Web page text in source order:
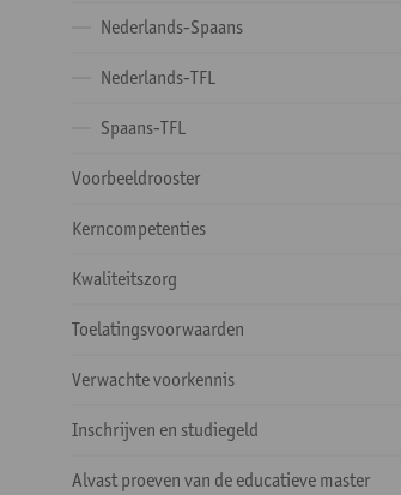
Nederlands-Spaans
Nederlands-TFL
Spaans-TFL
Voorbeeldrooster
Kerncompetenties
Kwaliteitszorg
Toelatingsvoorwaarden
Verwachte voorkennis
Inschrijven en studiegeld
Alvast proeven van de educatieve master